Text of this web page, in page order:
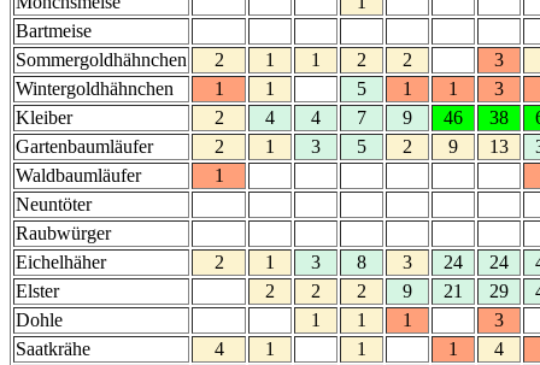
Bartmeise
Sommergoldhähnchen
2 1 1 2 2
3
Wintergoldhähnchen
1 1 5 1 1
3
Kleiber
2 4 4 7 9 46 38
Gartenbaumläufer
2 1 3 5 2 9 13
Waldbaumläufer
1
Neuntöter
Raubwürger
Eichelhäher
2 1 3 8 3 24 24
Elster
2 2 2 9 21 29
Dohle
1 1 1
3
Saatkrähe
4 1 1 1
4